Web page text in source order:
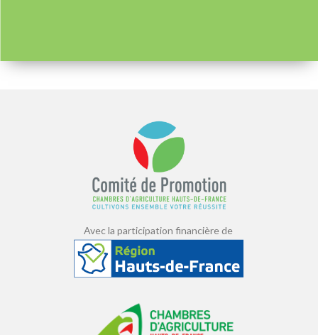
Avec la participation financière de